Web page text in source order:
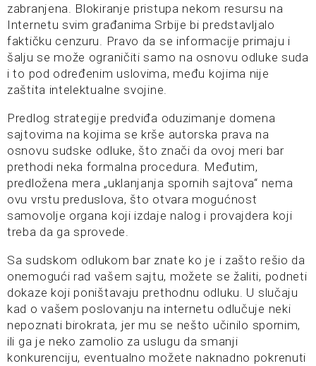
zabranjena. Blokiranje pristupa nekom resursu na
Internetu svim građanima Srbije bi predstavljalo
faktičku cenzuru. Pravo da se informacije primaju i
šalju se može ograničiti samo na osnovu odluke suda
i to pod određenim uslovima, među kojima nije
zaštita intelektualne svojine.
Predlog strategije predviđa oduzimanje domena
sajtovima na kojima se krše autorska prava na
osnovu sudske odluke, što znači da ovoj meri bar
prethodi neka formalna procedura. Međutim,
predložena mera „uklanjanja spornih sajtova“ nema
ovu vrstu preduslova, što otvara mogućnost
samovolje organa koji izdaje nalog i provajdera koji
treba da ga sprovede.
Sa sudskom odlukom bar znate ko je i zašto rešio da
onemogući rad vašem sajtu, možete se žaliti, podneti
dokaze koji poništavaju prethodnu odluku. U slučaju
kad o vašem poslovanju na internetu odlučuje neki
nepoznati birokrata, jer mu se nešto učinilo spornim,
ili ga je neko zamolio za uslugu da smanji
konkurenciju, eventualno možete naknadno pokrenuti